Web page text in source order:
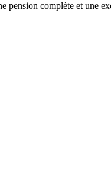
pension complète et une